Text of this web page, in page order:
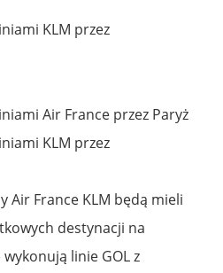
KLM przez
Air France przez Paryż
KLM przez
Air France KLM będą mieli
destynacji na
linie GOL z